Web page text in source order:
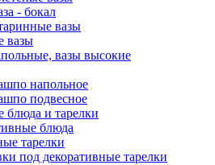
- бокал
вазы
вазы
вазы высокие
напольное
подвесное
блюда и тарелки
блюда
тарелки
под декоративные тарелки